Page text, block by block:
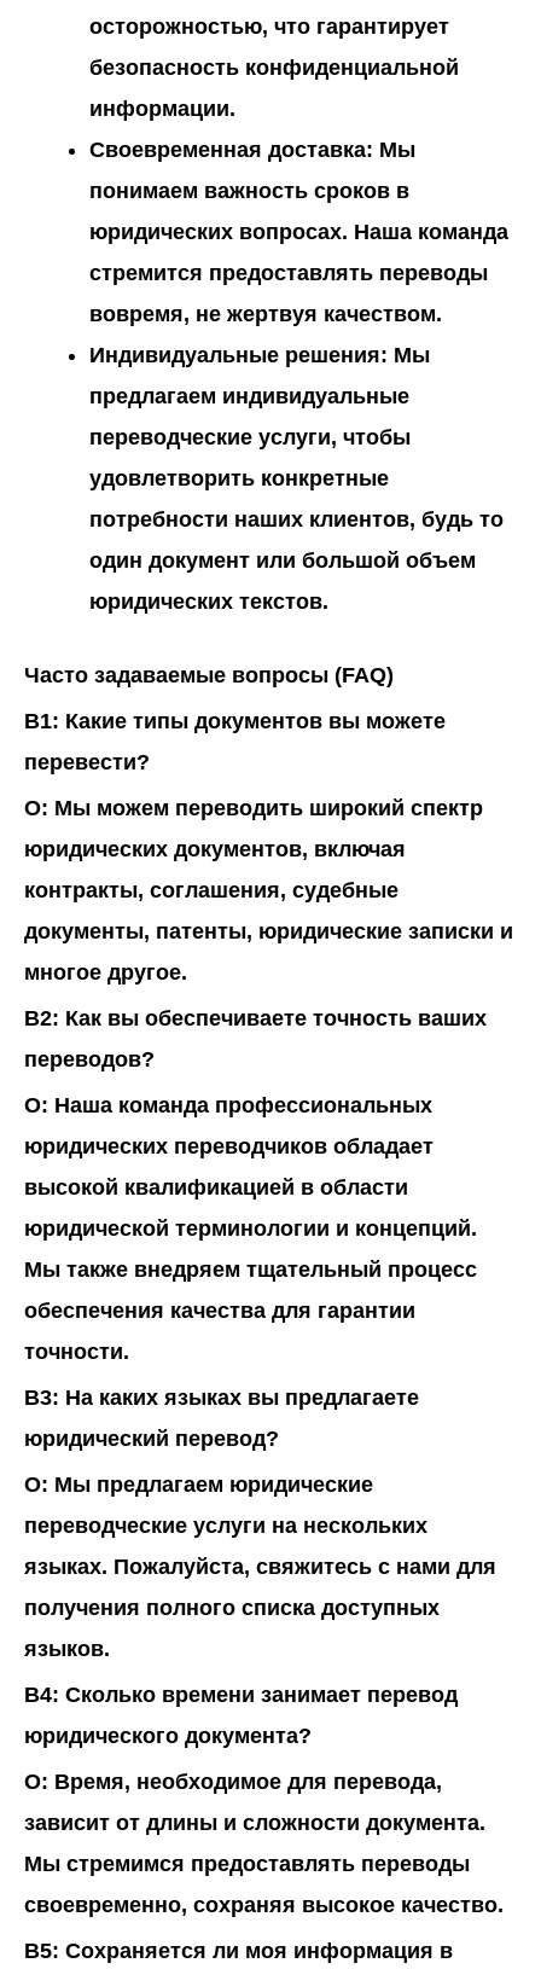
осторожностью, что гарантирует
безопасность конфиденциальной
информации.
Своевременная доставка: Мы
понимаем важность сроков в
юридических вопросах. Наша команда
стремится предоставлять переводы
вовремя, не жертвуя качеством.
Индивидуальные решения: Мы
предлагаем индивидуальные
переводческие услуги, чтобы
удовлетворить конкретные
потребности наших клиентов, будь то
один документ или большой объем
юридических текстов.
Часто задаваемые вопросы (FAQ)
В1: Какие типы документов вы можете
перевести?
О: Мы можем переводить широкий спектр
юридических документов, включая
контракты, соглашения, судебные
документы, патенты, юридические записки и
многое другое.
В2: Как вы обеспечиваете точность ваших
переводов?
О: Наша команда профессиональных
юридических переводчиков обладает
высокой квалификацией в области
юридической терминологии и концепций.
Мы также внедряем тщательный процесс
обеспечения качества для гарантии
точности.
В3: На каких языках вы предлагаете
юридический перевод?
О: Мы предлагаем юридические
переводческие услуги на нескольких
языках. Пожалуйста, свяжитесь с нами для
получения полного списка доступных
языков.
В4: Сколько времени занимает перевод
юридического документа?
О: Время, необходимое для перевода,
зависит от длины и сложности документа.
Мы стремимся предоставлять переводы
своевременно, сохраняя высокое качество.
В5: Сохраняется ли моя информация в